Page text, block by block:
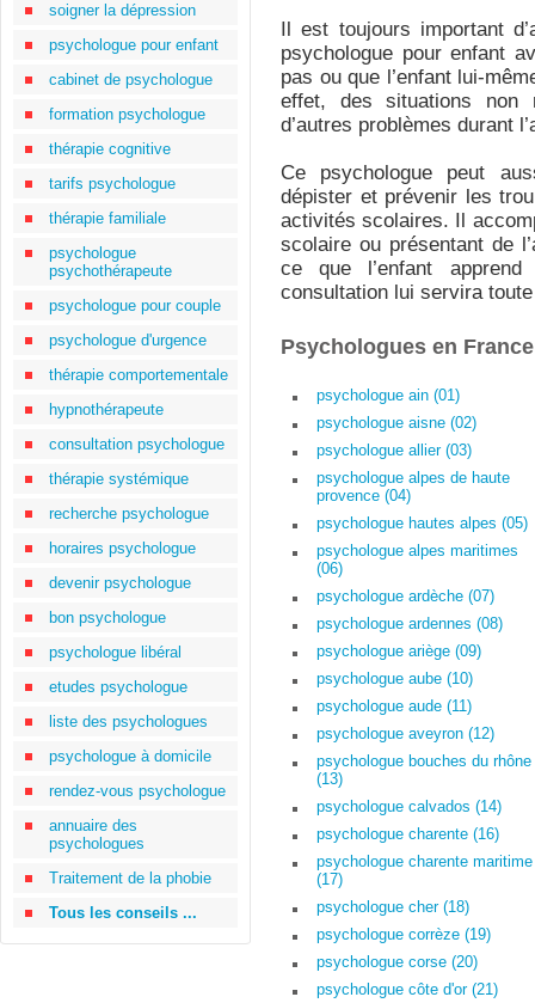
soigner la dépression
psychologue pour enfant
cabinet de psychologue
formation psychologue
thérapie cognitive
tarifs psychologue
thérapie familiale
psychologue
psychothérapeute
psychologue pour couple
psychologue d'urgence
thérapie comportementale
hypnothérapeute
consultation psychologue
thérapie systémique
recherche psychologue
horaires psychologue
devenir psychologue
bon psychologue
psychologue libéral
etudes psychologue
liste des psychologues
psychologue à domicile
rendez-vous psychologue
annuaire des
psychologues
Traitement de la phobie
Tous les conseils ...
Il est toujours important
psychologue pour enfant
pas ou que l’enfant lui-
effet, des situations non
d’autres problèmes durant
Ce psychologue peut
dépister et prévenir les
activités scolaires. Il
scolaire ou présentant de
ce que l’enfant
consultation lui servira
Psychologues en
psychologue ain (01)
psychologue aisne (02)
psychologue allier (03)
psychologue alpes de haute
provence (04)
psychologue hautes alpes (05)
psychologue alpes maritimes
(06)
psychologue ardèche (07)
psychologue ardennes (08)
psychologue ariège (09)
psychologue aube (10)
psychologue aude (11)
psychologue aveyron (12)
psychologue bouches du rhône
(13)
psychologue calvados (14)
psychologue charente (16)
psychologue charente maritime
(17)
psychologue cher (18)
psychologue corrèze (19)
psychologue corse (20)
psychologue côte d'or (21)